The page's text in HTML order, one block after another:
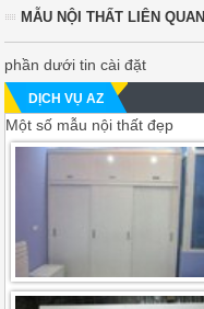
MẪU NỘI THẤT LIÊN QUAN
phần dưới tin cài đặt
DỊCH VỤ AZ
Một số mẫu nội thất đẹp